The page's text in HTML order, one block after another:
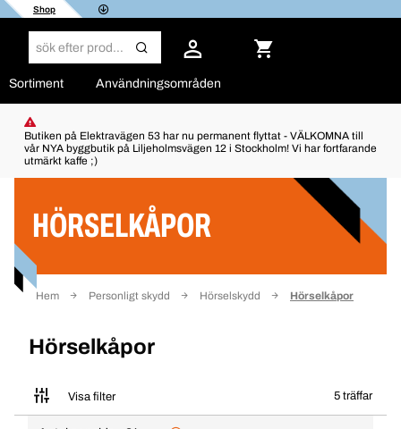
Shop
Sortiment Användningsområden
Butiken på Elektravägen 53 har nu permanent flyttat - VÄLKOMNA till
vår NYA byggbutik på Liljeholmsvägen 12 i Stockholm! Vi har fortfarande
utmärkt kaffe ;)
HÖRSELKÅPOR
Hem Personligt skydd Hörselskydd Hörselkåpor
Hörselkåpor
Visa filter 5 träffar
Filter